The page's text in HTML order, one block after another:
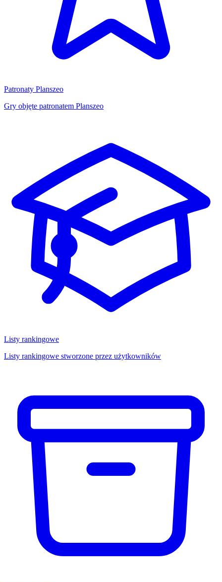
Patronaty Planszeo
Gry objęte patronatem Planszeo
Listy rankingowe
Listy rankingowe stworzone przez użytkowników